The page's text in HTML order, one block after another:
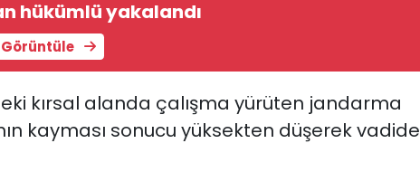
hükümlü yakalandı
kırsal alanda çalışma yürüten jandarma
kayması sonucu yüksekten düşerek vadide